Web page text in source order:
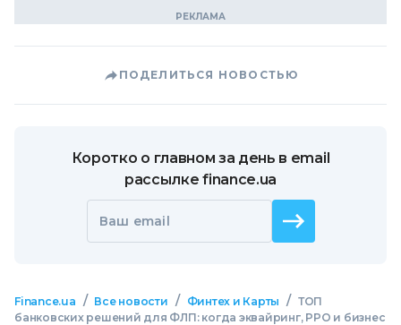
ПОДЕЛИТЬСЯ НОВОСТЬЮ
Коротко о главном за день в email
рассылке finance.ua
Ваш email
Finance.ua / Все новости / Финтех и Карты / ТОП
банковских решений для ФЛП: когда эквайринг, РРО и бизнес